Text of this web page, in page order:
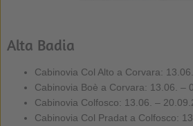
Alta Badia
Cabinovia Col Alto a Corvara:
Cabinovia Boè a Corvara: 13.06. –
Cabinovia Colfosco: 13.06. –
Cabinovia Col Pradat a Colfosco: